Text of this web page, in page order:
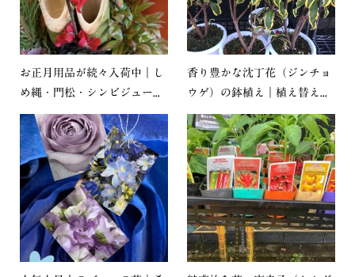
お正月用品が続々入荷中｜し
め縄・門松・シンビジュー...
香り豊かな沈丁花（ジンチョ
ウゲ）の鉢植え｜植え替え...